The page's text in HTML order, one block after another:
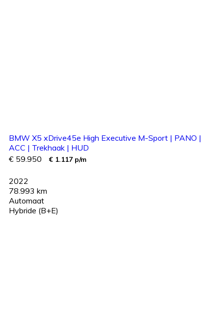
BMW X5 xDrive45e High Executive M-Sport | PANO |
ACC | Trekhaak | HUD
€ 59.950
€ 1.117 p/m
2022
78.993 km
Automaat
Hybride (B+E)